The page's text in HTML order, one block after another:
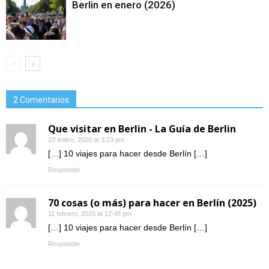
Berlin en enero (2026)
2 Comentarios
Que visitar en Berlin - La Guía de Berlin
23 enero, 2020 at 3:23 pm
[…] 10 viajes para hacer desde Berlín […]
Responder
70 cosas (o más) para hacer en Berlín (2025)
11 febrero, 2025 at 12:48 pm
[…] 10 viajes para hacer desde Berlín […]
Responder